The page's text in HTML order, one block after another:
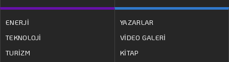
ENERJİ
TEKNOLOJİ
TURİZM
YAZARLAR
VİDEO GALERİ
KİTAP